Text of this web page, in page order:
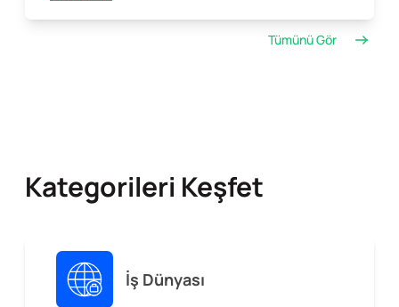
Tümünü Gör
Kategorileri Keşfet
İş Dünyası